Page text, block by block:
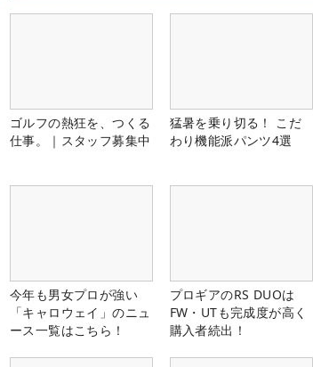
ゴルフの熱狂を、つくる
仕事。｜スタッフ募集中
猛暑を乗り切る！ こだ
わり機能派パンツ4選
今年も男女プロが強い
「キャロウェイ」のニュ
ース一覧はこちら！
プロギアのRS DUOは
FW・UTも完成度が高く
購入者続出！